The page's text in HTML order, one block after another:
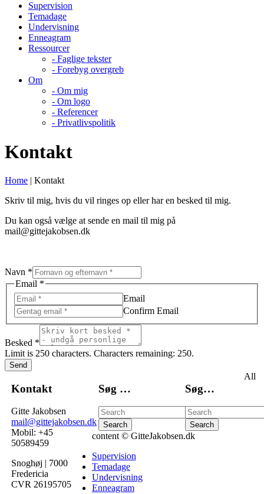
Supervision
Temadage
Undervisning
Enneagram
Ressourcer
- Faglige tekster
- Forebyg overgreb
Om
- Om mig
- Om logo
- Referencer
- Privatlivspolitik
Kontakt
Home | Kontakt
Skriv til mig, hvis du vil ringes op eller har en besked til mig.
Du kan også vælge at sende en mail til mig på
mail@gittejakobsen.dk
Navn *
Besked
Email
Navn
Email *
Email
Confirm Email
Besked *
Limit is 250 characters. Characters remaining: 250.
Send
Kontakt
Gitte Jakobsen
mail@gittejakobsen.dk
Mobil: +45
50589459
Snoghøj | 7000
Fredericia
CVR 26195705
Søg … Søg…
All
content © GitteJakobsen.dk
Supervision
Temadage
Undervisning
Enneagram